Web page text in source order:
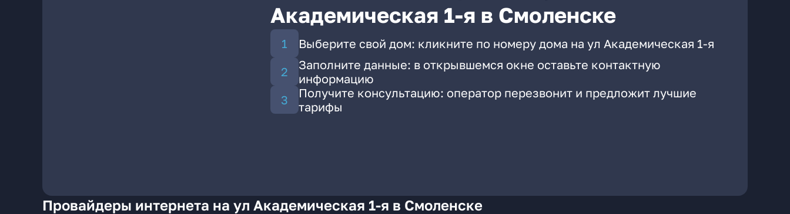
Академическая 1-я в Смоленске
Выберите свой дом: кликните по номеру дома на ул Академическая 1-я
Заполните данные: в открывшемся окне оставьте контактную
информацию
Получите консультацию: оператор перезвонит и предложит лучшие
тарифы
Провайдеры интернета на ул Академическая 1-я в Смоленске